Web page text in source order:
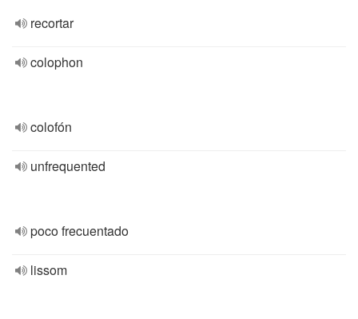
recortar
colophon
colofón
unfrequented
poco frecuentado
lissom